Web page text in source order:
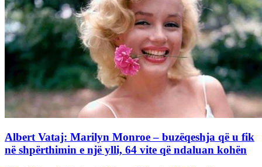
Albert Vataj: Marilyn Monroe – buzëqeshja që u fik
në shpërthimin e një ylli, 64 vite që ndaluan kohën